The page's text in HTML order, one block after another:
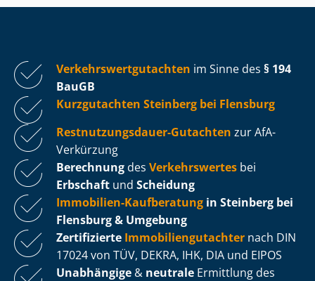
Ver­kehrs­wert­gut­ach­ten im Sinne des § 194
BauGB
Kurzgutachten Steinberg bei Flensburg
Rest­nut­zungs­dau­er-Gutachten zur AfA-
Verkürzung
Berechnung des Verkehrswertes bei
Erbschaft und Scheidung
Immobilien-Kaufberatung in Steinberg bei
Flensburg & Umgebung
Zertifizierte Im­mo­bi­li­en­gut­ach­ter nach DIN
17024 von TÜV, DEKRA, IHK, DIA und EIPOS
Unabhängige & neutrale Ermittlung des